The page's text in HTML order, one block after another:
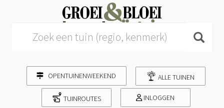
OPENTUINENWEEKEND ALLE TUINEN
TUINROUTES INLOGGEN